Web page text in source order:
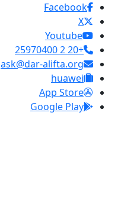
Facebook
X
Youtube
+20 2 25970400
ask@dar-alifta.org
huawei
App Store
Google Play